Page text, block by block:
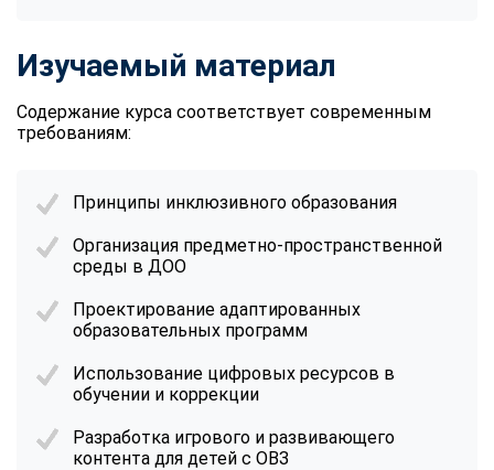
Изучаемый материал
Содержание курса соответствует современным
требованиям:
Принципы инклюзивного образования
Организация предметно-пространственной
среды в ДОО
Проектирование адаптированных
образовательных программ
Использование цифровых ресурсов в
обучении и коррекции
Разработка игрового и развивающего
контента для детей с ОВЗ